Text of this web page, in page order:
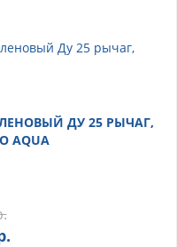
ДУ 25 РЫЧАГ,
AQUA